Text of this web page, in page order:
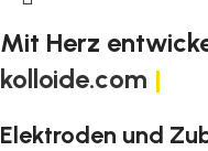
Mit Herz
kolloide.com |
Elektroden und